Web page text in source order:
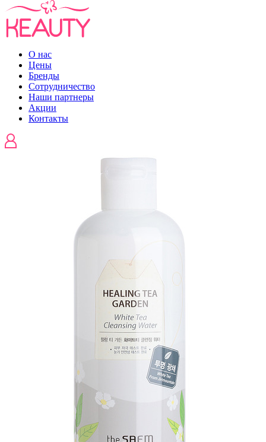
О нас
Цены
Бренды
Сотрудничество
Наши партнеры
Акции
Контакты